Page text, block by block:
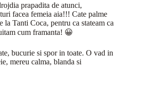
prapadita de atunci,
facea femeia aia!!! Cate palme
la Tanti Coca, pentru ca stateam ca
cum framanta! 😀
bucurie si spor in toate. O vad in
mereu calma, blanda si